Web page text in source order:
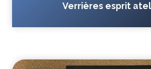
Verrières esprit